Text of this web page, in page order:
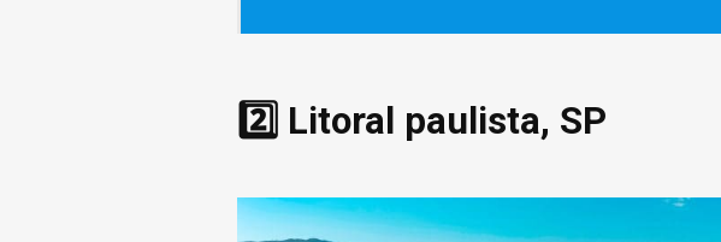
2️⃣ Litoral paulista, SP